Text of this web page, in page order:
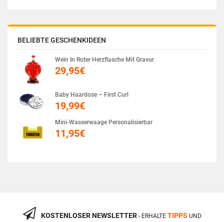
BELIEBTE GESCHENKIDEEN
Wein In Roter Herzflasche Mit Gravur
29,95€
Baby Haardose – First Curl
19,99€
Mini-Wasserwaage Personalisierbar
11,95€
KOSTENLOSER NEWSLETTER- ERHALTE TIPPS UND